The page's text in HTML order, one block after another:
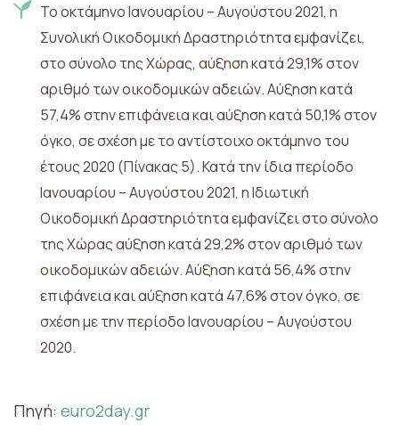
Το οκτάμηνο Ιανουαρίου – Αυγούστου 2021, η
Συνολική Οικοδομική Δραστηριότητα εμφανίζει,
στο σύνολο της Χώρας, αύξηση κατά 29,1% στον
αριθμό των οικοδομικών αδειών. Αύξηση κατά
57,4% στην επιφάνεια και αύξηση κατά 50,1% στον
όγκο, σε σχέση με το αντίστοιχο οκτάμηνο του
έτους 2020 (Πίνακας 5). Κατά την ίδια περίοδο
Ιανουαρίου – Αυγούστου 2021, η Ιδιωτική
Οικοδομική Δραστηριότητα εμφανίζει στο σύνολο
της Χώρας αύξηση κατά 29,2% στον αριθμό των
οικοδομικών αδειών. Αύξηση κατά 56,4% στην
επιφάνεια και αύξηση κατά 47,6% στον όγκο, σε
σχέση με την περίοδο Ιανουαρίου – Αυγούστου
2020.
Πηγή: euro2day.gr